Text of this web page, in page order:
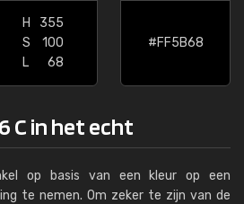
H
355
S
100
L
68
#FF5B68
C in het echt
op basis van een kleur op een
te nemen. Om zeker te zijn van de